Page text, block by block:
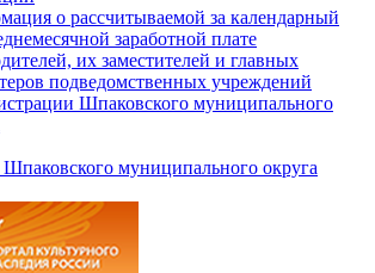
о рассчитываемой за календарный
заработной плате
их заместителей и главных
подведомственных учреждений
Шпаковского муниципального
муниципального округа